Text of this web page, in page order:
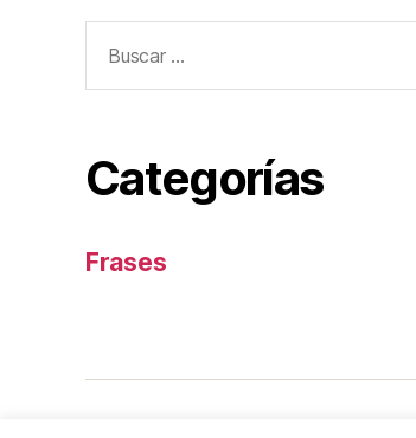
Categorías
Frases